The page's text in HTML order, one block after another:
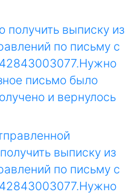
получить выписку из
по письму с
письмо было
и вернулось
выписку из
по письму с